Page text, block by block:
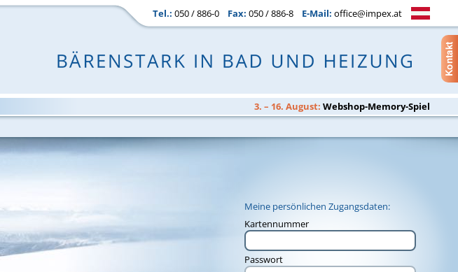
Tel.: 050 / 886-0 Fax: 050 / 886-8 E-Mail: office@impex.at
3. – 16. August: Webshop-Memory-Spiel
Meine persönlichen Zugangsdaten:
Kartennummer
Passwort